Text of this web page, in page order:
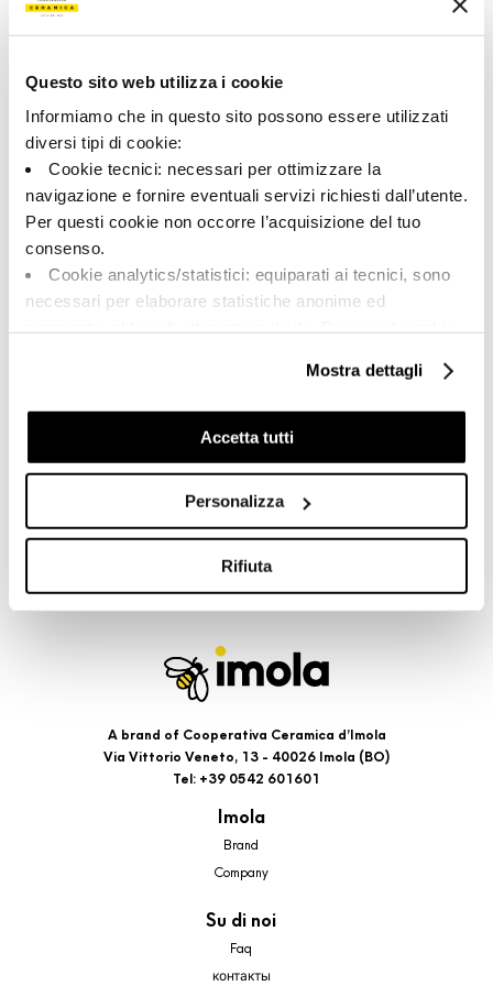
Questo sito web utilizza i cookie
Informiamo che in questo sito possono essere utilizzati
diversi tipi di cookie:
Cookie tecnici: necessari per ottimizzare la
navigazione e fornire eventuali servizi richiesti dall’utente.
Per questi cookie non occorre l’acquisizione del tuo
consenso.
Cookie analytics/statistici: equiparati ai tecnici, sono
necessari per elaborare statistiche anonime ed
Cookie di profilazione/marketing: sono utilizzati, solo
previo tuo consenso, per esaminare le tue abitudini di
navigazione e mostrarti quindi avvisi pubblicitari mirati, in
linea con le tue preferenze.
cookie di profilazione, selezionando uno dei bottoni sotto
riportati. Puoi avere maggiori dettagli visionando
l’Informativa estesa cookie. La chiusura del presente
banner comporterà il permanere dei soli cookie tecnici ed
comunque modificare le tue scelte in qualsiasi momento,
accedendo al link presente nel footer.
Mostra dettagli
Accetta tutti
Personalizza
Rifiuta
192120 | A.RCK6 120AG RM
Коллекция
00917
Серебристый
Типология:
Фон
Формат:
Естественный
Внешний вид поверхности:
Матовый
Разнотон:
Share:
A brand of Cooperativa Ceramica d’Imola
Via Vittorio Veneto, 13 - 40026 Imola (BO)
Tel: +39 0542 601601
Imola
Brand
Company
Su di noi
Faq
контакты